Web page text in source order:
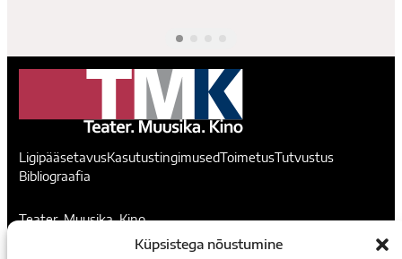
Küpsistega nõustumine
LigipääsetavusKasutustingimusedToimetusTutvustus
Bibliograafia
Teater. Muusika. Kino
Voorimehe 9, 10146, Tallinn